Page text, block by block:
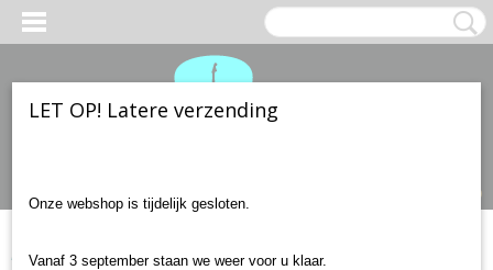
(0)
Home>Gitaar accessoires>Gitaarbanden en strap locks
LET OP! Latere verzending
Onze webshop is tijdelijk gesloten.
Vanaf 3 september staan we weer voor u klaar.